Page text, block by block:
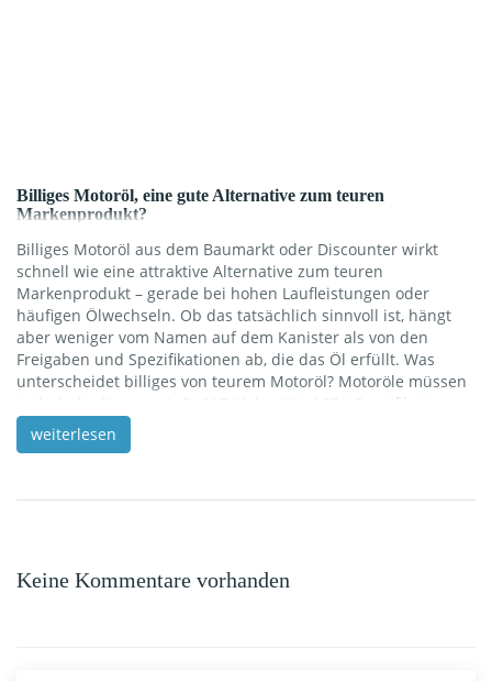
Billiges Motoröl, eine gute Alternative zum teuren
Markenprodukt?
Billiges Motoröl aus dem Baumarkt oder Discounter wirkt
schnell wie eine attraktive Alternative zum teuren
Markenprodukt – gerade bei hohen Laufleistungen oder
häufigen Ölwechseln. Ob das tatsächlich sinnvoll ist, hängt
aber weniger vom Namen auf dem Kanister als von den
Freigaben und Spezifikationen ab, die das Öl erfüllt. Was
unterscheidet billiges von teurem Motoröl? Motoröle müssen
technische Normen (z.B. SAE‑Viskosität, ACEA‑Spezifikation,
herstellerspezifische Freigaben wie VW 507.00 oder MB 229.5)
erfüllen, damit sie den Motor zuverlässig schmieren und vor
weiterlesen
Keine Kommentare vorhanden